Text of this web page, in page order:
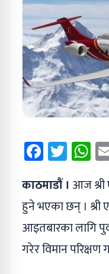
काठमाडौं । आज
हुने भएका छन् । श्री
आइतबारका लागि
गरेर विमान परिक्षण